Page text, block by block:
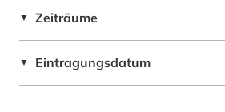
Koreastudien, Sinologie) (0)
▼ Zeiträume
▼ Eintragungsdatum